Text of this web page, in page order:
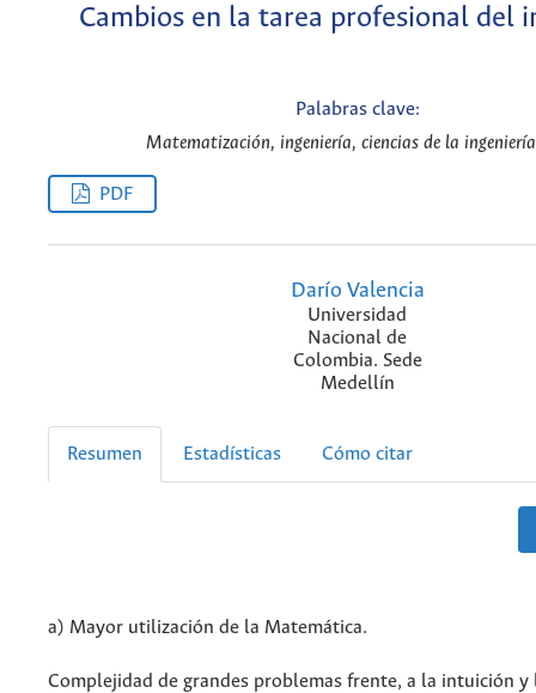
Cambios en la tarea profesional del
Palabras clave:
Matematización, ingeniería, ciencias de la
PDF
Darío Valencia
Universidad
Nacional de
Colombia. Sede
Medellín
Resumen Estadísticas Cómo citar
a) Mayor utilización de la Matemática.
Complejidad de grandes problemas frente, a la intuición y